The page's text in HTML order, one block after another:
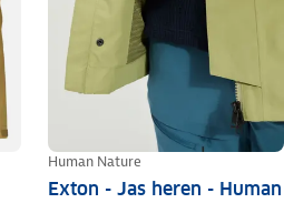
Human Nature
Exton - Jas heren - Human